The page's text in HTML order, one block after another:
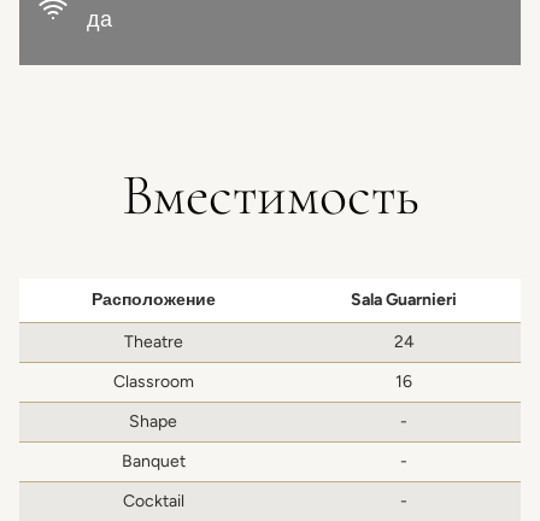
да
Вместимость
Расположение Sala Guarnieri
Theatre
24
Classroom
16
Shape
-
Banquet
-
Cocktail
-